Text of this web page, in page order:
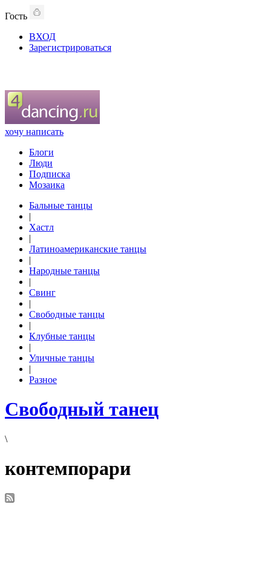
Гость
ВХОД
Зарегистрироваться
хочу написать
Блоги
Люди
Подписка
Мозаика
Бальные танцы
|
Хастл
|
Латиноамериканские танцы
|
Народные танцы
|
Свинг
|
Свободные танцы
|
Клубные танцы
|
Уличные танцы
|
Разное
Свободный танец
\
контемпорари